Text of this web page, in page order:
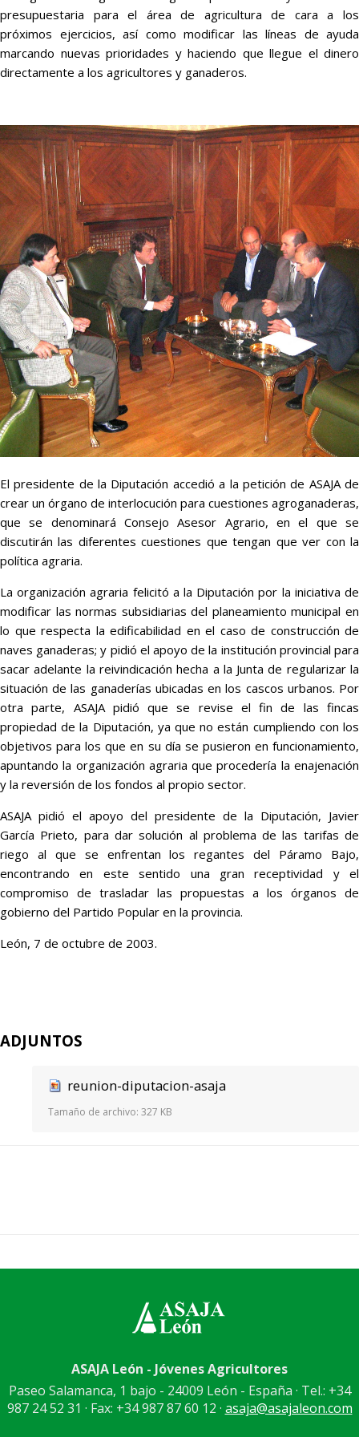
presupuestaria para el área de agricultura de cara a los
próximos ejercicios, así como modificar las líneas de ayuda
marcando nuevas prioridades y haciendo que llegue el dinero
directamente a los agricultores y ganaderos.
El presidente de la Diputación accedió a la petición de ASAJA de
crear un órgano de interlocución para cuestiones agroganaderas,
que se denominará Consejo Asesor Agrario, en el que se
discutirán las diferentes cuestiones que tengan que ver con la
política agraria.
La organización agraria felicitó a la Diputación por la iniciativa de
modificar las normas subsidiarias del planeamiento municipal en
lo que respecta la edificabilidad en el caso de construcción de
naves ganaderas; y pidió el apoyo de la institución provincial para
sacar adelante la reivindicación hecha a la Junta de regularizar la
situación de las ganaderías ubicadas en los cascos urbanos. Por
otra parte, ASAJA pidió que se revise el fin de las fincas
propiedad de la Diputación, ya que no están cumpliendo con los
objetivos para los que en su día se pusieron en funcionamiento,
apuntando la organización agraria que procedería la enajenación
y la reversión de los fondos al propio sector.
ASAJA pidió el apoyo del presidente de la Diputación, Javier
García Prieto, para dar solución al problema de las tarifas de
riego al que se enfrentan los regantes del Páramo Bajo,
encontrando en este sentido una gran receptividad y el
compromiso de trasladar las propuestas a los órganos de
gobierno del Partido Popular en la provincia.
León, 7 de octubre de 2003.
ADJUNTOS
reunion-diputacion-asaja
Tamaño de archivo: 327 KB
ASAJA León - Jóvenes Agricultores
Paseo Salamanca, 1 bajo - 24009 León - España · Tel.: +34
987 24 52 31 · Fax: +34 987 87 60 12 · asaja@asajaleon.com